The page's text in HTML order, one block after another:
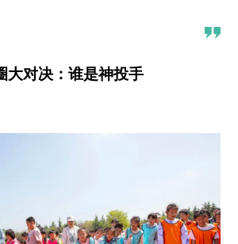
大对决：谁是神投手